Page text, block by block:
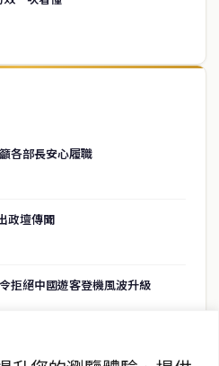
各部長安心履職
政壇傳聞
拒絕中國遊客登機風波升級
飛行總理
設於曼谷的中文新聞媒體，致力於
容。
房地產